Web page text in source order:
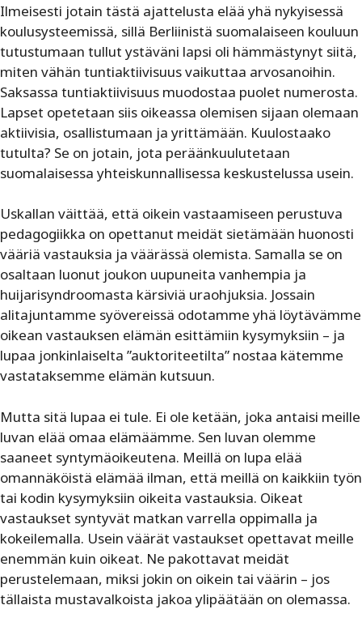
Ilmeisesti jotain tästä ajattelusta elää yhä nykyisessä
koulu­systeemissä, sillä Berliinistä suomalaiseen kouluun
tutustumaan tullut ystäväni lapsi oli hämmästynyt siitä,
miten vähän tuntiaktiivisuus vaikuttaa arvosanoihin.
Saksassa tuntiaktiivisuus muodostaa puolet numerosta.
Lapset opetetaan siis oikeassa olemisen sijaan olemaan
aktiivisia, osallistumaan ja yrittämään. Kuulostaako
tutulta? Se on jotain, jota peräänkuulutetaan
suomalaisessa yhteiskunnallisessa keskustelussa usein.
Uskallan väittää, että oikein vastaamiseen perustuva
pedagogiikka on opettanut meidät sietämään huonosti
vääriä vastauksia ja väärässä olemista. Samalla se on
osaltaan luonut joukon uupuneita vanhempia ja
huijarisyndroomasta kärsiviä uraohjuksia. Jossain
alitajuntamme syövereissä odotamme yhä löytävämme
oikean vastauksen elämän esittämiin kysymyksiin – ja
lupaa jonkinlaiselta ”auktoriteetilta” nostaa kätemme
vastataksemme elämän kutsuun.
Mutta sitä lupaa ei tule. Ei ole ketään, joka antaisi meille
luvan elää omaa elämäämme. Sen luvan olemme
saaneet syntymäoikeutena. Meillä on lupa elää
omannäköistä elämää ilman, että meillä on kaikkiin työn
tai kodin kysymyksiin oikeita vastauksia. Oikeat
vastaukset syntyvät matkan varrella oppimalla ja
kokeilemalla. Usein väärät vastaukset opettavat meille
enemmän kuin oikeat. Ne pakottavat meidät
perustelemaan, miksi jokin on oikein tai väärin – jos
tällaista mustavalkoista jakoa ylipäätään on olemassa.